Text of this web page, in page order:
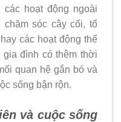
các hoạt động ngoài
sóc cây cối, tổ
các hoạt động thể
đình có thêm thời
quan hệ gắn bó và
sống bận rộn.
và cuộc sống